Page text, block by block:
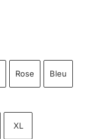
Rose Bleu
XL